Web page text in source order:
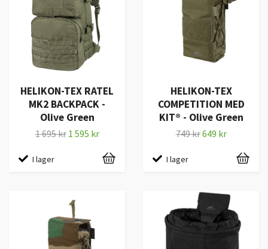
HELIKON-TEX RATEL
MK2 BACKPACK -
Olive Green
1 695 kr 1 595 kr
I lager
HELIKON-TEX
COMPETITION MED
KIT® - Olive Green
749 kr649 kr
I lager